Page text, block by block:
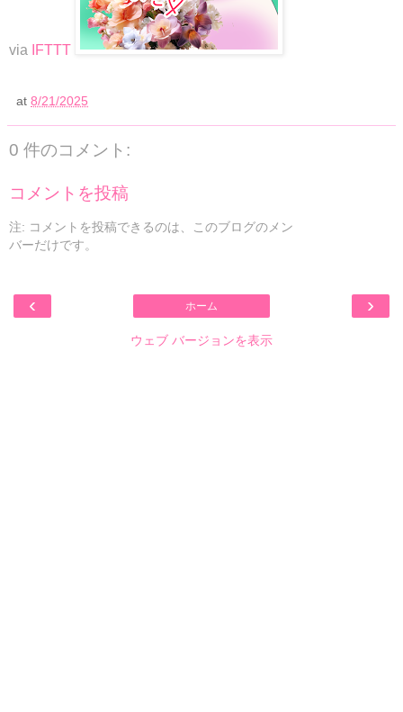
via IFTTT
at 8/21/2025
0 件のコメント:
コメントを投稿
注: コメントを投稿できるのは、このブログのメン
バーだけです。
‹ ›
ホーム
ウェブ バージョンを表示